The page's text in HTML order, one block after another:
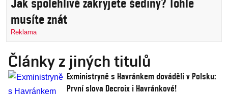
Jak spolehlivě zakryjete šediny? Tohle
musíte znát
Reklama
Články z jiných titulů
Exministryně s Havránkem dováděli v Polsku:
První slova Decroix i Havránkové!